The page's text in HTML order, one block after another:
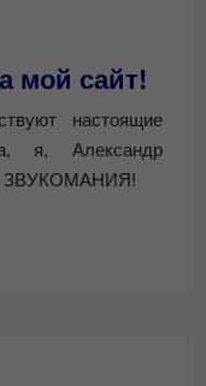
мой сайт!
настоящие
я, Александр
ЗВУКОМАНИЯ!